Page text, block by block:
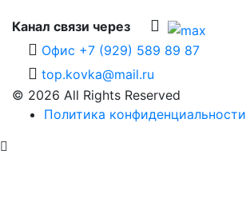
Канал связи через
Офис +7 (929) 589 89 87
top.kovka@mail.ru
© 2026 All Rights Reserved
Политика конфиденциальности